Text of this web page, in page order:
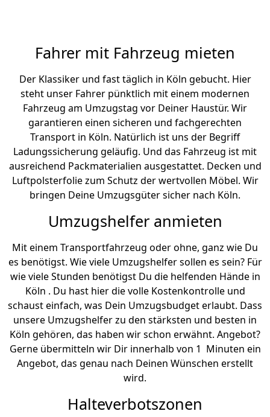
Fahrer mit Fahrzeug mieten
Der Klassiker und fast täglich in Köln gebucht. Hier
steht unser Fahrer pünktlich mit einem modernen
Fahrzeug am Umzugstag vor Deiner Haustür. Wir
garantieren einen sicheren und fachgerechten
Transport in Köln. Natürlich ist uns der Begriff
Ladungssicherung geläufig. Und das Fahrzeug ist mit
ausreichend Packmaterialien ausgestattet. Decken und
Luftpolsterfolie zum Schutz der wertvollen Möbel. Wir
bringen Deine Umzugsgüter sicher nach Köln.
Umzugshelfer anmieten
Mit einem Transportfahrzeug oder ohne, ganz wie Du
es benötigst. Wie viele Umzugshelfer sollen es sein? Für
wie viele Stunden benötigst Du die helfenden Hände in
Köln . Du hast hier die volle Kostenkontrolle und
schaust einfach, was Dein Umzugsbudget erlaubt. Dass
unsere Umzugshelfer zu den stärksten und besten in
Köln gehören, das haben wir schon erwähnt. Angebot?
Gerne übermitteln wir Dir innerhalb von 1 Minuten ein
Angebot, das genau nach Deinen Wünschen erstellt
wird.
Halteverbotszonen